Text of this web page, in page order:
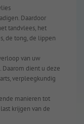
Daardoor
tandvlees, het
de tong, de lippen
van uw
dient u deze
verpleegkundig
manieren tot
krijgen van de